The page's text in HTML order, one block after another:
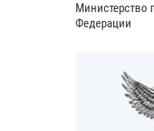
Министерство
Федерации